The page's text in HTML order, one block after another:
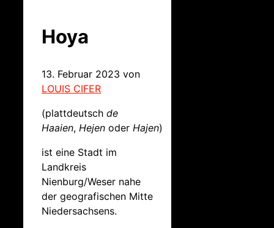
Hoya
13. Februar 2023 von
LOUIS CIFER
(plattdeutsch de
Haaien, Hejen oder Hajen)
ist eine Stadt im
Landkreis
Nienburg/Weser nahe
der geografischen Mitte
Niedersachsens.